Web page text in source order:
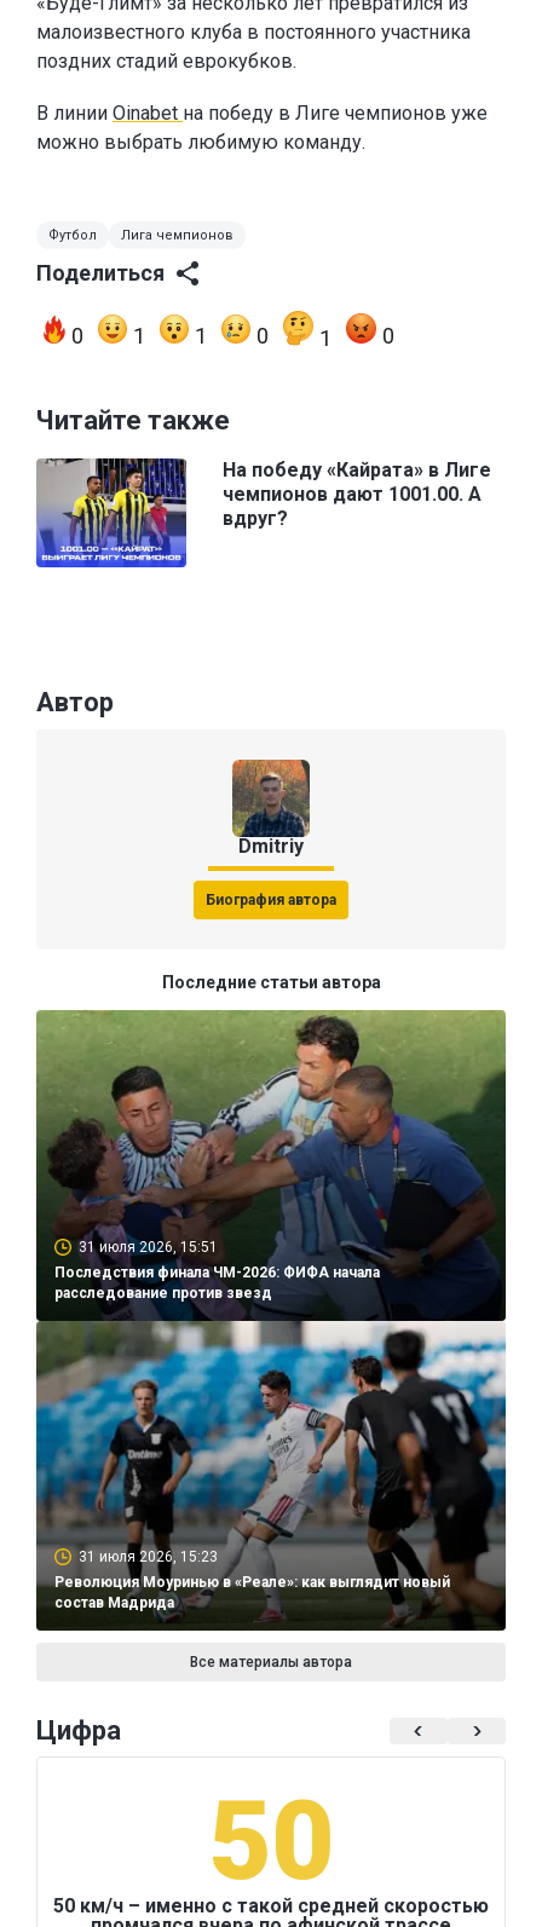
малоизвестного клуба в постоянного участника
поздних стадий еврокубков.
В линии Oinabet на победу в Лиге чемпионов уже
можно выбрать любимую команду.
Футбол Лига чемпионов
Поделиться
0 1 1 0 1 0
Читайте также
На победу «Кайрата» в Лиге
чемпионов дают 1001.00. А
вдруг?
Автор
Dmitriy
Биография автора
Последние статьи автора
31 июля 2026, 15:51
Последствия финала ЧМ-2026: ФИФА начала
расследование против звезд
31 июля 2026, 15:23
Революция Моуринью в «Реале»: как выглядит новый
состав Мадрида
Все материалы автора
Цифра
50
50 км/ч – именно с такой средней скоростью